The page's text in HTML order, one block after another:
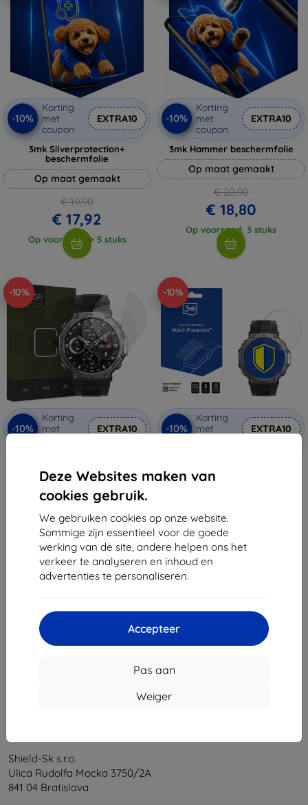
Deze Websites maken van
cookies gebruik.
We gebruiken cookies op onze website.
Sommige zijn essentieel voor de goede
werking van de site, andere helpen ons het
verkeer te analyseren en inhoud en
advertenties te personaliseren.
Accepteer
Pas aan
Weiger
-10%
Korting
met
coupon
EXTRA10
3mk Silverprotection+
beschermfolie
Op maat gemaakt
€ 19,90
€ 17,92
Op voorraad: > 5 stuks
-10%
Korting
met
coupon
EXTRA10
3mk Hammer beschermfolie
Op maat gemaakt
€ 20,90
€ 18,80
Op voorraad: 3 stuks
-10%
-10%
Korting
met
EXTRA10
beschermglazen voor Amazfit T-
Rex 3 transparant
(5906302372485)
€ 10,90
€ 9,81
Op voorraad: 2 stuks
-10%
-10%
Korting
met
EXTRA10
Amazfit T-Rex 3
Op voorraad: > 5 stuks
Van totaal
«
Shield-Sk s.r.o.
Ulica Rudolfa Mocka 3750/2A
841 04 Bratislava